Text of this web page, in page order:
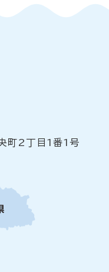
町2丁目1番1号